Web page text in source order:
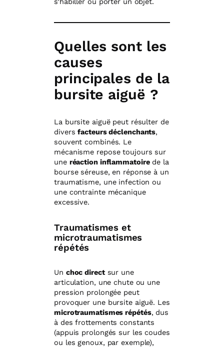
s’habiller ou porter un objet.
Quelles sont les
causes
principales de la
bursite aiguë ?
La bursite aiguë peut résulter de
diversfacteurs déclenchants,
souvent combinés. Le
mécanisme repose toujours sur
une réaction inflammatoirede la
bourse séreuse, en réponse à un
traumatisme, une infection ou
une contrainte mécanique
excessive.
Traumatismes et
microtraumatismes
répétés
Un choc directsur une
articulation, une chute ou une
pression prolongée peut
provoquer une bursite aiguë. Les
microtraumatismes répétés, dus
à des frottements constants
(appuis prolongés sur les coudes
ou les genoux, par exemple),